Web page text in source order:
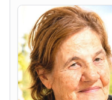
Maria Antonietta Orrù
ved. Peddio
5 agosto 2026